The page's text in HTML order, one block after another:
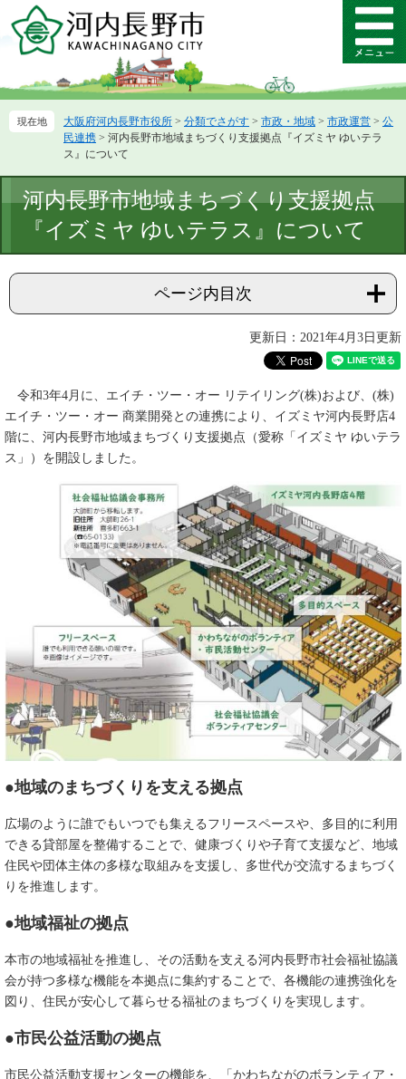
ー
先
ニ
を
本
文
メ
ニ
ー
大阪府河内長野市役所 > 分類でさがす > 市政・地域 > 市政運営 > 公
民連携 > 河内長野市地域まちづくり支援拠点『イズミヤ ゆいテラ
ス』について
文
河内長野市地域まちづくり支援拠点
『イズミヤ ゆいテラス』について
ページ内目次
更新日：2021年4月3日更新
令和3年4月に、エイチ・ツー・オー リテイリング(株)および、(株)
エイチ・ツー・オー 商業開発との連携により、イズミヤ河内長野店4
階に、河内長野市地域まちづくり支援拠点（愛称「イズミヤ ゆいテラ
ス」）を開設しました。
●地域のまちづくりを支える拠点
広場のように誰でもいつでも集えるフリースペースや、多目的に利用
できる貸部屋を整備することで、健康づくりや子育て支援など、地域
住民や団体主体の多様な取組みを支援し、多世代が交流するまちづく
りを推進します。
●地域福祉の拠点
本市の地域福祉を推進し、その活動を支える河内長野市社会福祉協議
会が持つ多様な機能を本拠点に集約することで、各機能の連携強化を
図り、住民が安心して暮らせる福祉のまちづくりを実現します。
●市民公益活動の拠点
市民公益活動支援センターの機能を、「かわちながのボランティア・